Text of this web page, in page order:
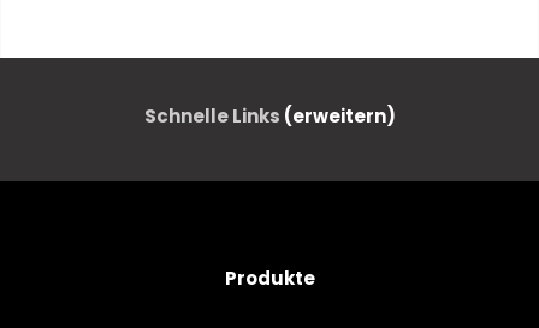
KFZ STOSSSTANGE
CHROME ENTWERFEN
Schnelle Links (erweitern)
Produkte